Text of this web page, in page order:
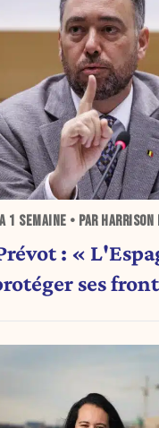
1 SEMAINE • PAR HARRISON
: «
ses